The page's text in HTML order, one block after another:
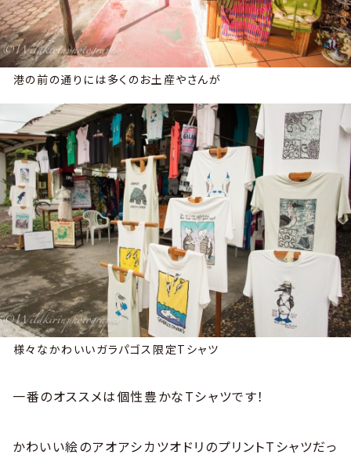
港の前の通りには多くのお土産やさんが
様々なかわいいガラパゴス限定Tシャツ
一番のオススメは個性豊かなTシャツです！
かわいい絵のアオアシカツオドリのプリントTシャツだっ